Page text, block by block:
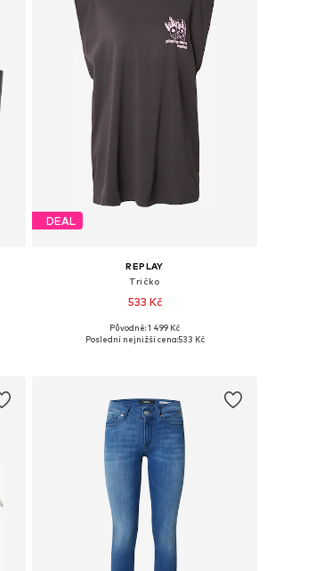
DEAL
REPLAY
Tričko
533 Kč
Dostupné velikosti: XS, S, M, L
Původně: 1 499 Kč
Poslední nejnižší cena:533 Kč